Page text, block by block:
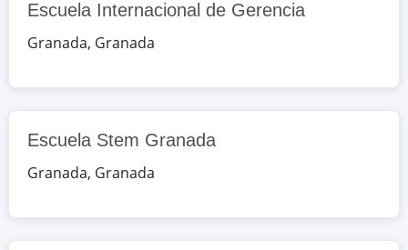
Granada, España
San Antón, 73, Granada, Granada,
España
Escuela Internacional de Gerencia
Granada, Granada
Escuela Stem Granada
Granada, Granada